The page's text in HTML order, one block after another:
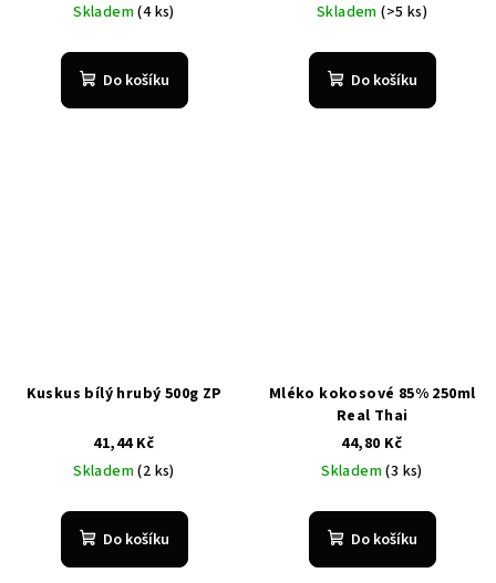
Skladem(4 ks)
Do košíku
Skladem(>5 ks)
Do košíku
Kuskus bílý hrubý 500g ZP
41,44 Kč
Skladem(2 ks)
Do košíku
Mléko kokosové 85% 250ml
Real Thai
44,80 Kč
Skladem(3 ks)
Do košíku